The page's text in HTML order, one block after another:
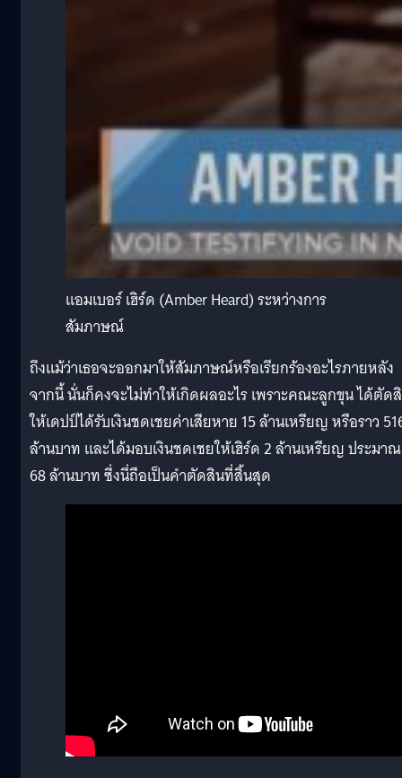
แอมเบอร์ เฮิร์ด (Amber Heard) ระหว่างการ
สัมภาษณ์
ถึงแม้ว่าเธอจะออกมาให้สัมภาษณ์หรือเรียกร้องอะไรภายหลัง
จากนี้ นั่นก็คงจะไม่ทำให้เกิดผลอะไร เพราะคณะลูกขุน ได้ตัด
ให้เดปป์ได้รับเงินชดเชยค่าเสียหาย 15 ล้านเหรียญ หรือราว
ล้านบาท และได้มอบเงินชดเชยให้เฮิร์ด 2 ล้านเหรียญ ประมาณ
68 ล้านบาท ซึ่งนี่ถือเป็นคำตัดสินที่สิ้นสุด